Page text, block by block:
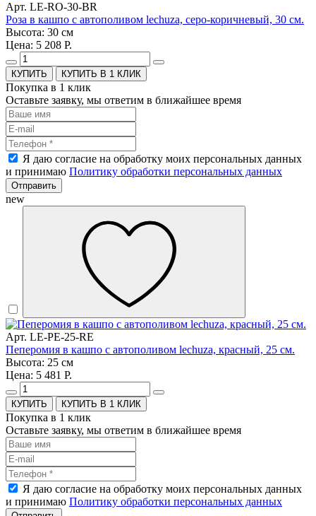
Арт. LE-RO-30-BR
Роза в кашпо с автополивом lechuza, серо-коричневый, 30 см.
Высота: 30 см
Цена: 5 208 Р.
КУПИТЬ В 1 КЛИК
Покупка в 1 клик
Оставьте заявку, мы ответим в ближайшее время
Я даю согласие на обработку моих персональных данных
и принимаю Политику обработки персональных данных
Отправить
new
Арт. LE-PE-25-RE
Пеперомия в кашпо с автополивом lechuza, красный, 25 см.
Высота: 25 см
Цена: 5 481 Р.
КУПИТЬ В 1 КЛИК
Покупка в 1 клик
Оставьте заявку, мы ответим в ближайшее время
Я даю согласие на обработку моих персональных данных
и принимаю Политику обработки персональных данных